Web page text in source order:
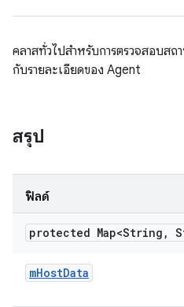
คลาสทั่วไปสำหรับการตรวจสอบส
กับรายละเอียดของ Agent
สรุป
ฟิลด์
protected Map<String ,
mHostData